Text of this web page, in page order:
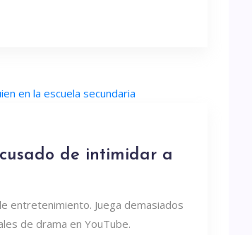
de intimidar a
entretenimiento. Juega demasiados
de drama en YouTube.